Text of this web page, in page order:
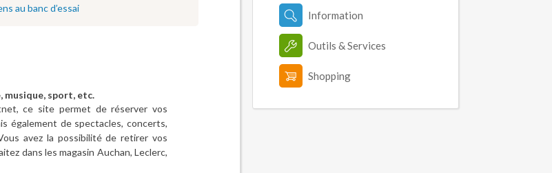
au banc d’essai
musique, sport, etc.
ce site permet de réserver vos
également de spectacles, concerts,
avez la possibilité de retirer vos
dans les magasin Auchan, Leclerc,
Information
Outils & Services
Shopping